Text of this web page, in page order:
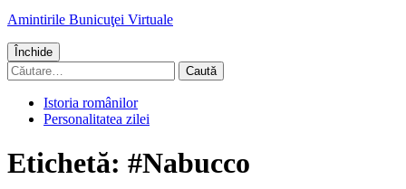
Amintirile Bunicuţei Virtuale
Închide
Caută
după:
Istoria românilor
Personalitatea zilei
Etichetă: #Nabucco